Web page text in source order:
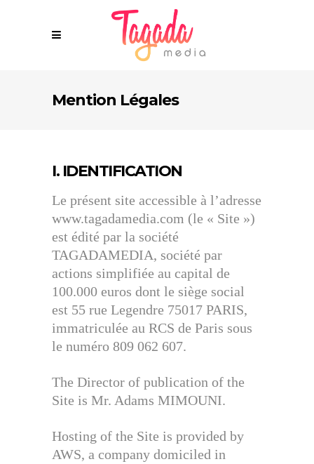
Mention Légales
I. IDENTIFICATION
Le présent site accessible à l’adresse
www.tagadamedia.com (le « Site »)
est édité par la société
TAGADAMEDIA, société par
actions simplifiée au capital de
100.000 euros dont le siège social
est 55 rue Legendre 75017 PARIS,
immatriculée au RCS de Paris sous
le numéro 809 062 607.
The Director of publication of the
Site is Mr. Adams MIMOUNI.
Hosting of the Site is provided by
AWS, a company domiciled in